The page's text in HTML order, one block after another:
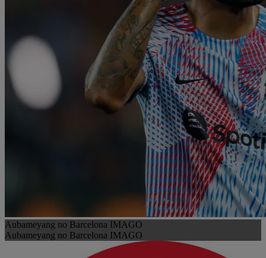
Aubameyang no Barcelona IMAGO
Aubameyang no Barcelona IMAGO